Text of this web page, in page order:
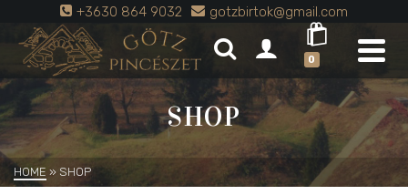
+3630 864 9032 gotzbirtok@gmail.com
0
SHOP
HOME » SHOP